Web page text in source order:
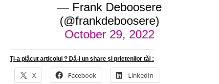
— Frank Deboosere
(@frankdeboosere)
October 29, 2022
Ți-a plăcut articolul ? Dă-i un share și prietenilor tăi :
X Facebook LinkedIn